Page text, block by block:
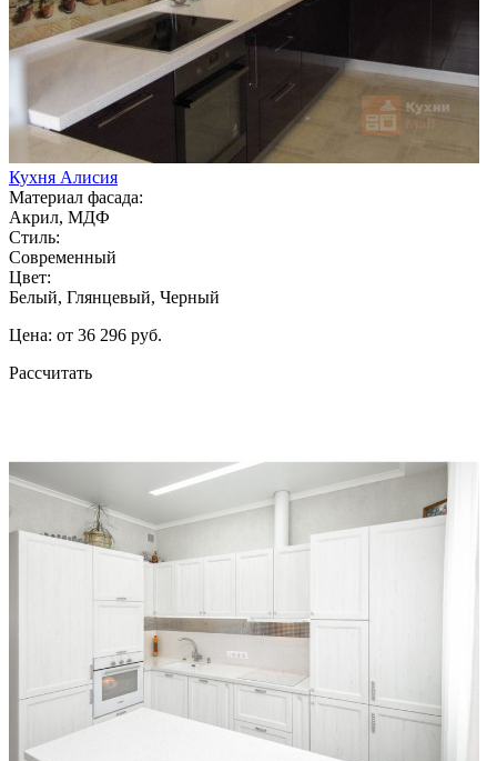
Кухня Алисия
Материал фасада:
Акрил, МДФ
Стиль:
Современный
Цвет:
Белый, Глянцевый, Черный
Цена: от 36 296 руб.
Рассчитать